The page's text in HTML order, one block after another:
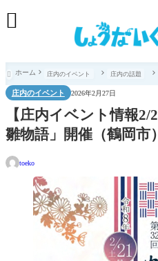

 ホーム 庄内のイベント 庄内の話題
庄内のイベント 2026年2月27日
【庄内イベント情報2/
雛物語」開催（鶴岡市）
toeko